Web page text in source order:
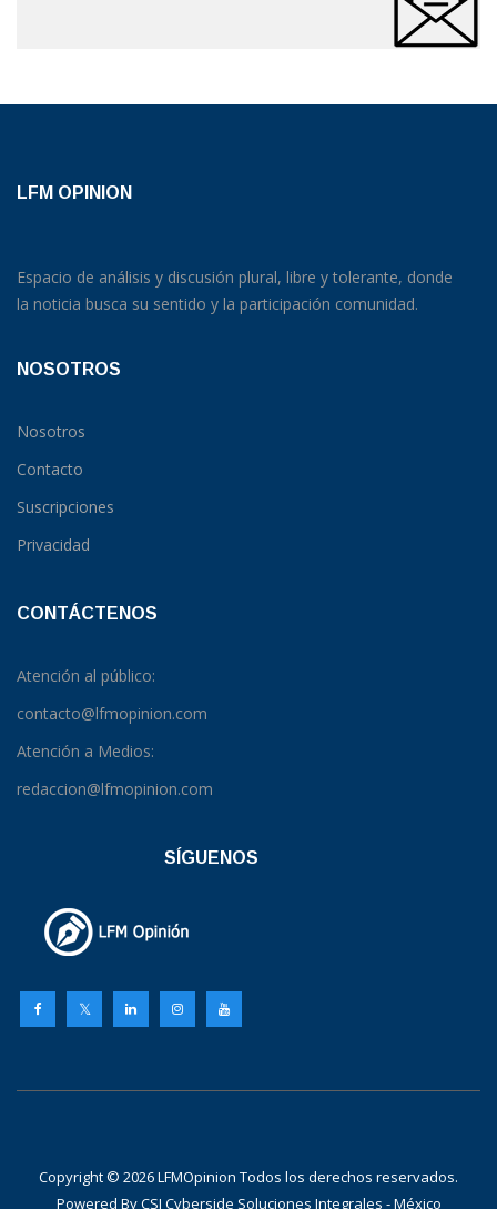
LFM OPINION
Espacio de análisis y discusión plural, libre y tolerante, donde
la noticia busca su sentido y la participación comunidad.
NOSOTROS
Nosotros
Contacto
Suscripciones
Privacidad
CONTÁCTENOS
Atención al público:
contacto@lfmopinion.com
Atención a Medios:
redaccion@lfmopinion.com
SÍGUENOS
Copyright © 2026 LFMOpinion Todos los derechos reservados.
Powered ByCSI Cyberside Soluciones Integrales - México